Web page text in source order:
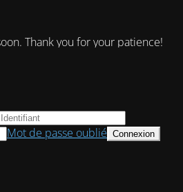
Thank you for your patience!
Mot de passe oublié